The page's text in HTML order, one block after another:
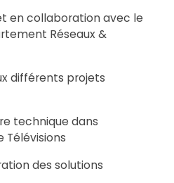
en collaboration avec le
Réseaux &
différents projets
technique dans
Télévisions
des solutions